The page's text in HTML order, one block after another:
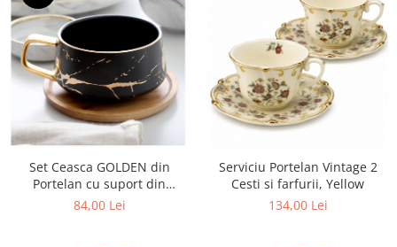
Set Ceasca GOLDEN din
Portelan cu suport din
Bambus, pentru cafea si ceai,
84,00 Lei
Serviciu Portelan Vintage 2
Cesti si farfurii, Yellow
134,00 Lei